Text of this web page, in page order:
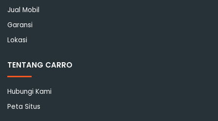
Jual Mobil
Garansi
Lokasi
TENTANG CARRO
Hubungi Kami
Peta Situs